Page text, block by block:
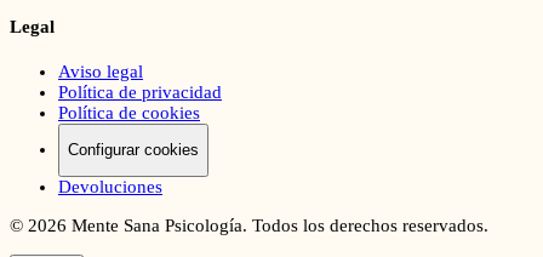
Legal
Aviso legal
Política de privacidad
Política de cookies
Configurar cookies
Devoluciones
© 2026 Mente Sana Psicología. Todos los derechos reservados.